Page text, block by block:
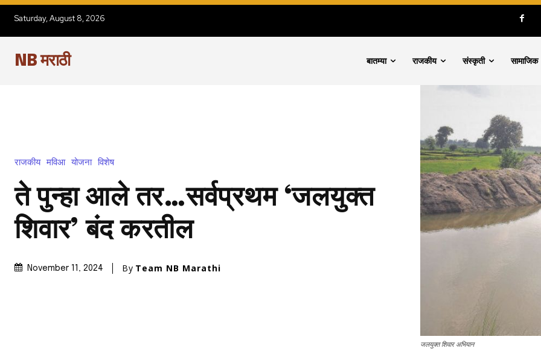
Saturday, August 8, 2026
NB मराठी बातम्या राजकीय संस्कृती सामाजिक
राजकीय मविआ योजना विशेष
ते पुन्हा आले तर…सर्वप्रथम ‘जलयुक्त
शिवार’ बंद करतील
November 11, 2024 By Team NB Marathi
जलयुक्त शिवार अभियान